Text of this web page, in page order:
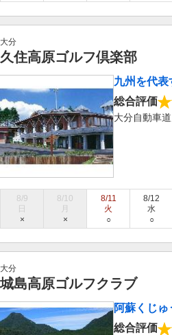
大分
久住高原ゴルフ倶楽部
九州を代表
総合評価
大分自動車
8/9
日
×
8/10
月
×
8/11
火
○
8/12
水
○
大分
城島高原ゴルフクラブ
阿蘇くじ
総合評価